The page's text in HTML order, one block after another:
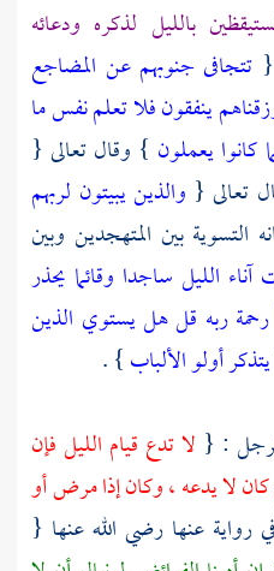
بالليل لذكره ودعائه
تتجافى جنوبهم عن المضاجع
ينفقون فلا تعلم نفس ما
يعملون } وقال تعالى {
تعالى { والذين يبيتون لربهم
بين المتهجدين وبين
الليل ساجدا وقائما يحذر
رحمة ربه قل هل يستوي الذين
أولو الألباب} .
: { لا تدع قيام الليل فإن
لا يدعه ، وكان إذا مرض أو
رواية عنها رضي الله عنها {